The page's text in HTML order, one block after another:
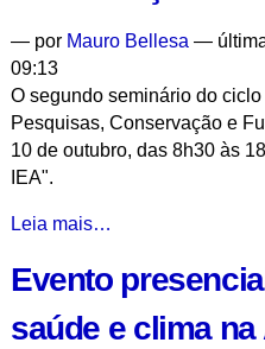
Amazônia
-
— por Mauro Bellesa —
09:13
O segundo seminário do
Pesquisas, Conservação e
10 de outubro, das 8h30 às
IEA".
Seminário
pesquisas
o
Leia mais…
Evento
saúde e clima